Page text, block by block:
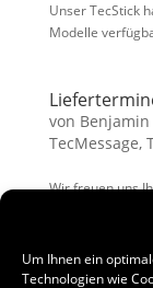
Um Ihnen ein
Technologien wie
Unser TecStick
Modelle
von
TecMessage,
Wir freuen uns
Ab sofort kann
Auslieferung
Tool wird
freigegeben.